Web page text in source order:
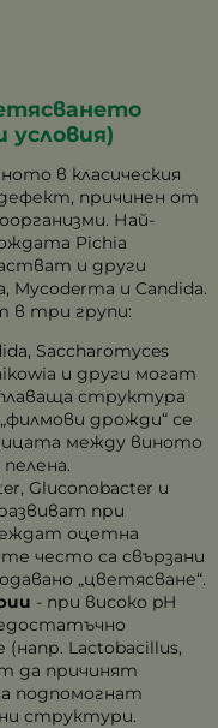
условия)
в класическия
причинен от
Най-
Pichia
и други
, Mycoderma и Candida.
в три групи:
Saccharomyces
и други могат
структура
дрожди“ се
между виното
Gluconobacter и
при
оцетна
често са свързани
„цветясване“.
- при високо pH
(напр. Lactobacillus,
да причинят
подпомогнат
структури.